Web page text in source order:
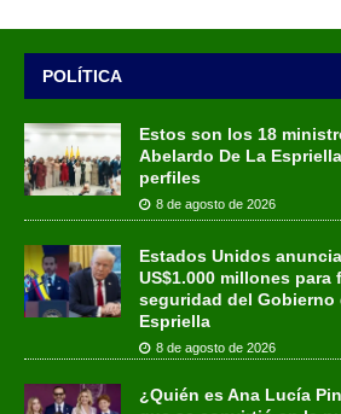
POLÍTICA
Estos son los 18
Abelardo De La
perfiles
8 de agosto de 2026
Estados Unidos
US$1.000 millones para
seguridad del Gobierno
Espriella
8 de agosto de 2026
¿Quién es Ana Lucía